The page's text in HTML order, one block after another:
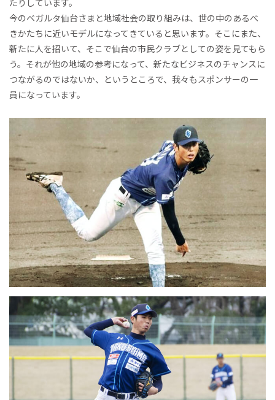
今のベガルタ仙台さまと地域社会の取り組みは、世の中のあるべ
きかたちに近いモデルになってきていると思います。そこにまた、
新たに人を招いて、そこで仙台の市民クラブとしての姿を見てもら
う。それが他の地域の参考になって、新たなビジネスのチャンスに
つながるのではないか、というところで、我々もスポンサーの一
員になっています。